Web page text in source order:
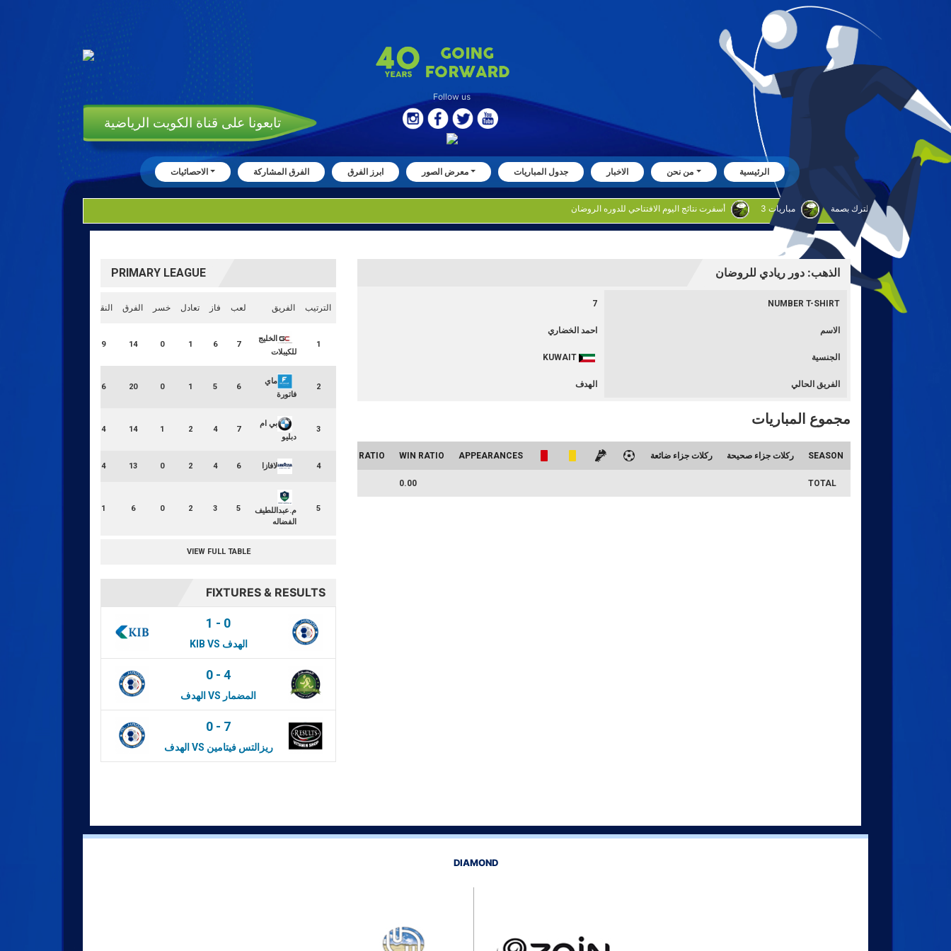
تابعونا على قناة الكويت الرياضية
Follow us
الاحصائيات الفرق المشاركة ابرز الفرق معرض الصور جدول المباريات الاخبار من نحن الرئيسية
أسفرت نتائج اليوم الافتتاحي للدوره الروضان
الذهب: دور ريادي للروضان
NUMBER T-SHIRT
7
الاسم احمد الخضاري
الجنسية KUWAIT
الفريق الحالي الهدف
مجموع المباريات
SEASON ركلات جزاء صحيحة ركلات جزاء ضائعة APPEARANCES
WIN RATIO
DRAW RATIO
TOTAL
0.00
PRIMARY LEAGUE
الترتيب الفريق لعب فاز تعادل خسر الفرق النقاط
1
الخليج
للكيبلات
7
6
1
0
14
19
2
ماي
فاتورة
6
5
1
0
20
16
3
بي ام
دبليو
7
4
2
1
14
14
4 لافازا 6
4
2
0
13
14
5
م.عبداللطيف
الفضاله
5
3
2
0
6
11
VIEW FULL TABLE
FIXTURES & RESULTS
1 - 0
KIB VS الهدف
0 -4
الهدف VS المضمار
0 - 7
الهدف VS ريزالتس فيتامين
DIAMOND